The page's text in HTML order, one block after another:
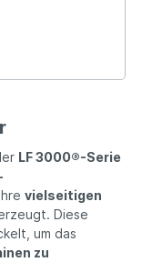
LF 3000®-Serie
vielseitigen
Diese
um das
zu